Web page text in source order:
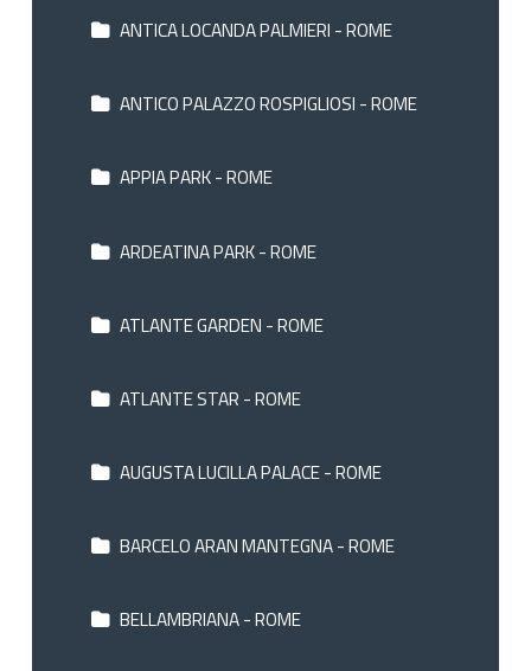
ANTICA LOCANDA PALMIERI - ROME
ANTICO PALAZZO ROSPIGLIOSI - ROME
APPIA PARK - ROME
ARDEATINA PARK - ROME
ATLANTE GARDEN - ROME
ATLANTE STAR - ROME
AUGUSTA LUCILLA PALACE - ROME
BARCELO ARAN MANTEGNA - ROME
BELLAMBRIANA - ROME